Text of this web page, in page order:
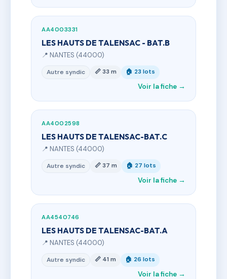
AA4003331
LES HAUTS DE TALENSAC - BAT.B
📍 NANTES (44000)
Autre syndic 📏 33 m 🏠 23 lots
Voir la fiche →
AA4002598
LES HAUTS DE TALENSAC-BAT.C
📍 NANTES (44000)
Autre syndic 📏 37 m 🏠 27 lots
Voir la fiche →
AA4540746
LES HAUTS DE TALENSAC-BAT.A
📍 NANTES (44000)
Autre syndic 📏 41 m 🏠 26 lots
Voir la fiche →